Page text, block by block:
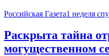
Российская Газета1 неделя
Раскрыта тайна
могущественном